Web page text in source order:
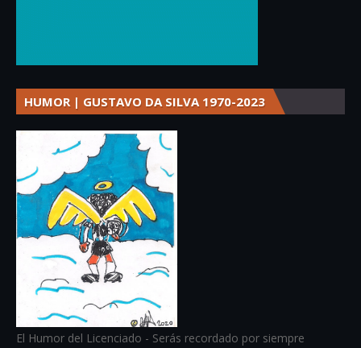
HUMOR | GUSTAVO DA SILVA 1970-2023
El Humor del Licenciado - Serás recordado por siempre